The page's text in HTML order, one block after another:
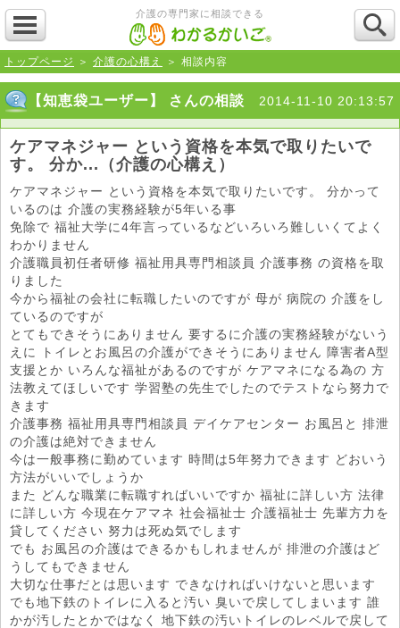
介護の専門家に相談できる
トップページ ＞ 介護の心構え ＞ 相談内容
【知恵袋ユーザー】 さんの相談 2014-11-10 20:13:57
ケアマネジャー という資格を本気で取りたいで
す。 分か...（介護の心構え）
ケアマネジャー という資格を本気で取りたいです。 分かって
いるのは 介護の実務経験が5年いる事
免除で 福祉大学に4年言っているなどいろいろ難しいくてよく
わかりません
介護職員初任者研修 福祉用具専門相談員 介護事務 の資格を取
りました
今から福祉の会社に転職したいのですが 母が 病院の 介護をし
ているのですが
とてもできそうにありません 要するに介護の実務経験がないう
えに トイレとお風呂の介護ができそうにありません 障害者A型
支援とか いろんな福祉があるのですが ケアマネになる為の 方
法教えてほしいです 学習塾の先生でしたのでテストなら努力で
きます
介護事務 福祉用具専門相談員 デイケアセンター お風呂と 排泄
の介護は絶対できません
今は一般事務に勤めています 時間は5年努力できます どおいう
方法がいいでしょうか
また どんな職業に転職すればいいですか 福祉に詳しい方 法律
に詳しい方 今現在ケアマネ 社会福祉士 介護福祉士 先輩方力を
貸してください 努力は死ぬ気でします
でも お風呂の介護はできるかもしれませんが 排泄の介護はど
うしてもできません
大切な仕事だとは思います できなければいけないと思います
でも地下鉄のトイレに入ると汚い 臭いで戻してしまいます 誰
かが汚したとかではなく 地下鉄の汚いトイレのレベルで戻して